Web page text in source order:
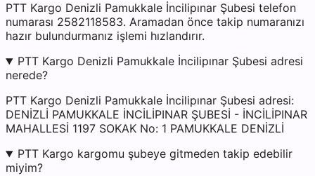
PTT Kargo Denizli Pamukkale İncilipınar Şubesi telefon
numarası 2582118583. Aramadan önce takip numaranızı
hazır bulundurmanız işlemi hızlandırır.
PTT Kargo Denizli Pamukkale İncilipınar Şubesi adresi
nerede?
PTT Kargo Denizli Pamukkale İncilipınar Şubesi adresi:
DENİZLİ PAMUKKALE İNCİLİPINAR ŞUBESİ - İNCİLİPINAR
MAHALLESİ 1197 SOKAK No: 1 PAMUKKALE DENİZLİ
PTT Kargo kargomu şubeye gitmeden takip edebilir
miyim?